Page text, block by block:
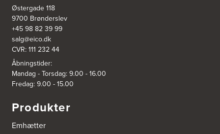
Østergade 118
9700 Brønderslev
+45 98 82 39 99
salg@eico.dk
CVR: 111 232 44
Åbningstider:
Mandag - Torsdag: 9.00 - 16.00
Fredag: 9.00 - 15.00
Produkter
Emhætter